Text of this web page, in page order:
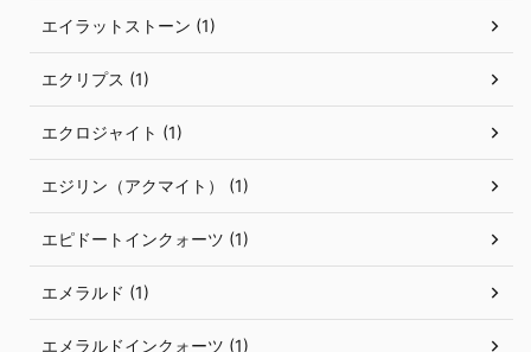
エイラットストーン (1)
エクリプス (1)
エクロジャイト (1)
エジリン（アクマイト） (1)
エピドートインクォーツ (1)
エメラルド (1)
エメラルドインクォーツ (1)